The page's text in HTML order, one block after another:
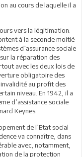
au cours de laquelle il a
vers la légitimation.
à la seconde moitié
d’assurance sociale
la réparation des
avec les deux lois de
obligatoire des
au profit des
niveau. En 1942, il a
d’assistance sociale
Keynes.
de l’Etat social
va connaître, dans
avec, notamment,
de la protection